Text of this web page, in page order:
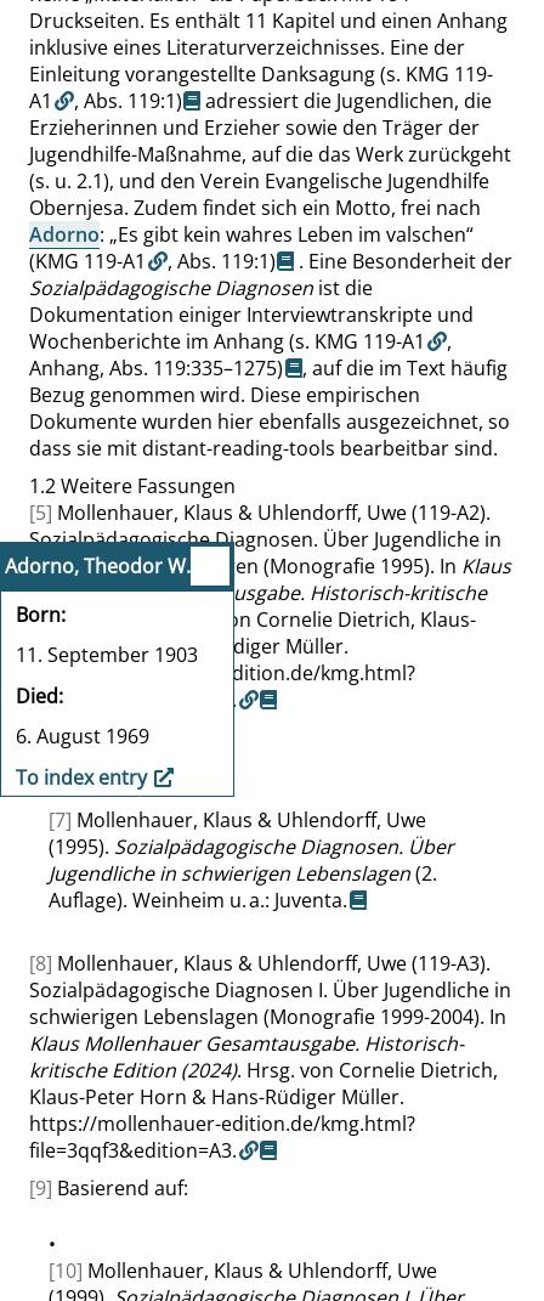
Adorno, Theodor W.
Born
11. September 1903
Died
6. August 1969
To index entry
Druckseiten. Es enthält 11 Kapitel und einen Anhang
inklusive eines Literaturverzeichnisses. Eine der
Einleitung vorangestellte Danksagung(s. KMG 119-
A1
, Abs. 119:1)
adressiert die Jugendlichen, die
Erzieherinnen und Erzieher sowie den Träger der
Jugendhilfe-Maßnahme, auf die das Werk zurückgeht
(s. u. 2.1), und den Verein Evangelische Jugendhilfe
Obernjesa. Zudem findet sich ein Motto, frei nach
Adorno: „Es gibt kein wahres Leben im valschen“
(KMG 119-A1
, Abs. 119:1)
. Eine Besonderheit der
Sozialpädagogische Diagnosen ist die
Dokumentation einiger Interviewtranskripte und
Wochenberichte im Anhang(s. KMG 119-A1
,
Anhang, Abs. 119:335–1275)
, auf die im Text häufig
Bezug genommen wird. Diese empirischen
Dokumente wurden hier ebenfalls ausgezeichnet, so
dass sie mit distant-reading-tools bearbeitbar sind.
1.2Weitere Fassungen
[5] Mollenhauer, Klaus & Uhlendorff, Uwe (119-A2).
Sozialpädagogische Diagnosen. Über Jugendliche in
schwierigen Lebenslagen (Monografie 1995). In Klaus
Mollenhauer Gesamtausgabe. Historisch-kritische
Edition (2024)
. Hrsg. von Cornelie Dietrich, Klaus-
Peter Horn & Hans-Rüdiger Müller.
https://mollenhauer-edition.de/kmg.html?
file=3qqf3&edition=A2.
[6]Basierend auf:
•
[7] Mollenhauer, Klaus & Uhlendorff, Uwe
(1995). Sozialpädagogische Diagnosen. Über
Jugendliche in schwierigen Lebenslagen(2.
Auflage). Weinheim u. a.: Juventa.
[8] Mollenhauer, Klaus & Uhlendorff, Uwe (119-A3).
Sozialpädagogische Diagnosen I. Über Jugendliche in
schwierigen Lebenslagen (Monografie 1999-2004). In
Klaus Mollenhauer Gesamtausgabe. Historisch-
kritische Edition (2024). Hrsg. von Cornelie Dietrich,
Klaus-Peter Horn & Hans-Rüdiger Müller.
https://mollenhauer-edition.de/kmg.html?
file=3qqf3&edition=A3.
[9] Basierend auf:
•
[10] Mollenhauer, Klaus & Uhlendorff, Uwe